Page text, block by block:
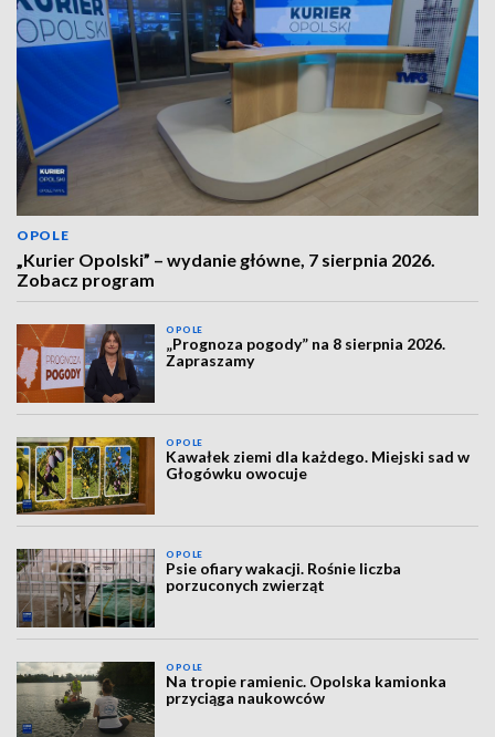
OPOLE
„Kurier Opolski” – wydanie główne, 7 sierpnia 2026.
Zobacz program
OPOLE
„Prognoza pogody” na 8 sierpnia 2026.
Zapraszamy
OPOLE
Kawałek ziemi dla każdego. Miejski sad w
Głogówku owocuje
OPOLE
Psie ofiary wakacji. Rośnie liczba
porzuconych zwierząt
OPOLE
Na tropie ramienic. Opolska kamionka
przyciąga naukowców